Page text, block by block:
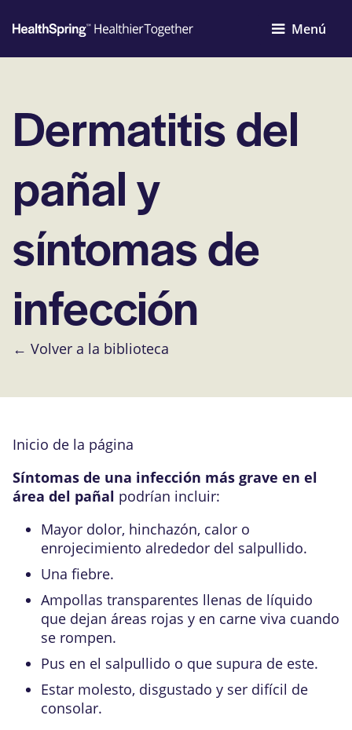
Menú
Dermatitis del
pañal y
síntomas de
infección
← Volver a la biblioteca
Inicio de la página
Síntomas de una infección más grave en el
área del pañal podrían incluir:
Mayor dolor, hinchazón, calor o
enrojecimiento alrededor del salpullido.
Una fiebre.
Ampollas transparentes llenas de líquido
que dejan áreas rojas y en carne viva cuando
se rompen.
Pus en el salpullido o que supura de este.
Estar molesto, disgustado y ser difícil de
consolar.